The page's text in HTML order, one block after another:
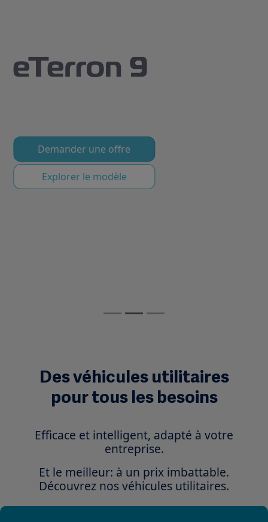
Demander une offre
Explorer le modèle
Des véhicules utilitaires
pour tous les besoins
Efficace et intelligent, adapté à votre
entreprise.
Et le meilleur: à un prix imbattable.
Découvrez nos véhicules utilitaires.